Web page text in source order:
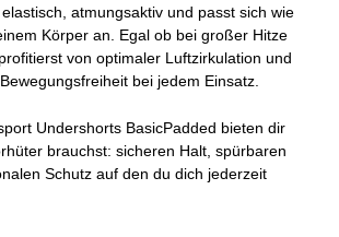
atmungsaktiv und passt sich wie
Körper an. Egal ob bei großer Hitze
von optimaler Luftzirkulation und
bei jedem Einsatz.
Undershorts BasicPadded bieten dir
brauchst: sicheren Halt, spürbaren
Schutz auf den du dich jederzeit